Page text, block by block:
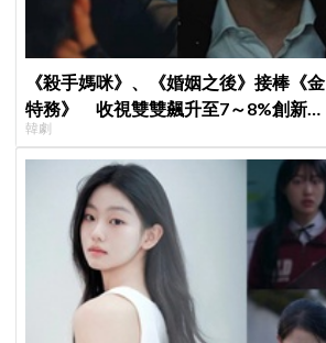
《殺手媽咪》、《婚姻之後》接棒《金
特務》 收視雙雙飆升至7～8%創新
高！
韓劇